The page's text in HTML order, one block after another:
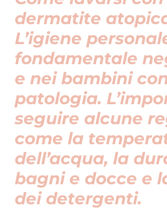
dermatite
L’igiene
fondamentale
e nei bambini
patologia.
seguire alcune
come la
dell’acqua, la
bagni e docce e
dei detergenti.